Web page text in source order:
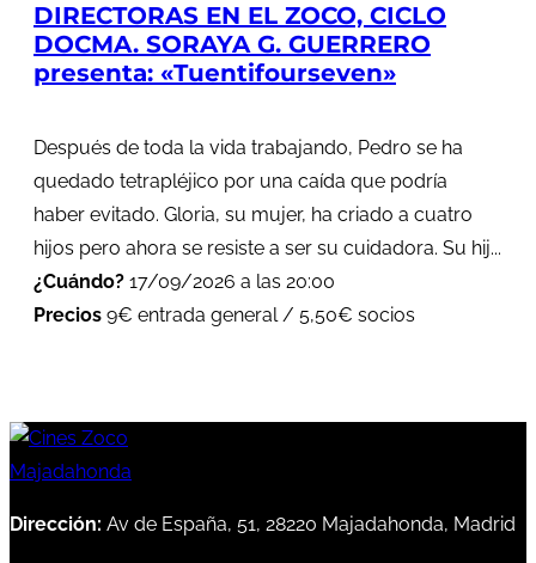
DIRECTORAS EN EL ZOCO, CICLO
DOCMA. SORAYA G. GUERRERO
presenta: «Tuentifourseven»
Después de toda la vida trabajando, Pedro se ha
quedado tetrapléjico por una caída que podría
haber evitado. Gloria, su mujer, ha criado a cuatro
hijos pero ahora se resiste a ser su cuidadora. Su hij...
¿Cuándo? 17/09/2026 a las 20:00
Precios 9€ entrada general / 5,50€ socios
Dirección: Av de España, 51, 28220 Majadahonda, Madrid